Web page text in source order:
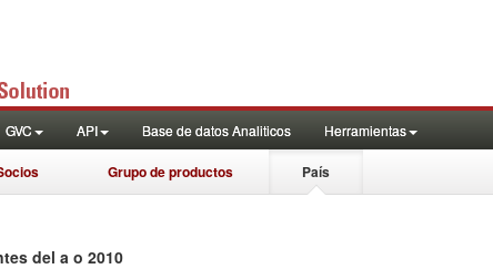
GVC API Base de datos Analiticos Herramientas
Grupo de productos País
del a o 2010